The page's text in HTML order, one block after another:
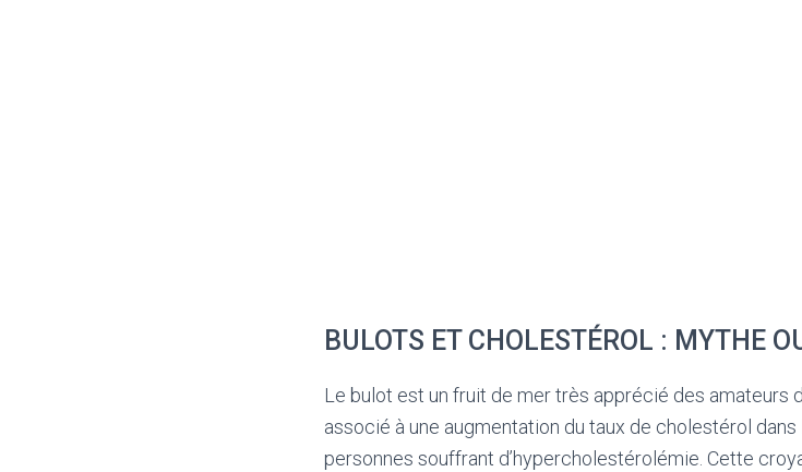
BULOTS ET CHOLESTÉROL : MYTHE
Le bulot est un fruit de mer très apprécié des amateurs
associé à une augmentation du taux de cholestérol
personnes souffrant d’hypercholestérolémie. Cette